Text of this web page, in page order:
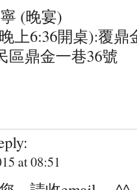
(晚宴)
上6:36開桌):覆鼎
區鼎金一巷36號
at 08:51